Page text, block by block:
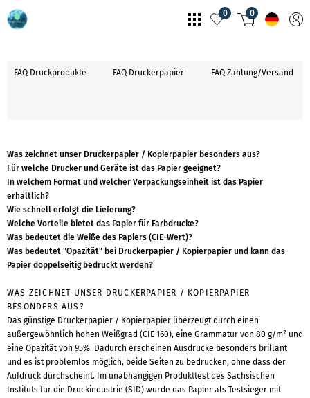
0 0
FAQ Druckprodukte FAQ Druckerpapier FAQ Zahlung/Versand
Was zeichnet unser Druckerpapier / Kopierpapier besonders aus?
Für welche Drucker und Geräte ist das Papier geeignet?
In welchem Format und welcher Verpackungseinheit ist das Papier
erhältlich?
Wie schnell erfolgt die Lieferung?
Welche Vorteile bietet das Papier für Farbdrucke?
Was bedeutet die Weiße des Papiers (CIE-Wert)?
Was bedeutet "Opazität" bei Druckerpapier / Kopierpapier und kann das
Papier doppelseitig bedruckt werden?
WAS ZEICHNET UNSER DRUCKERPAPIER / KOPIERPAPIER
BESONDERS AUS?
Das günstige Druckerpapier / Kopierpapier überzeugt durch einen
außergewöhnlich hohen Weißgrad (CIE 160), eine Grammatur von 80 g/m² und
eine Opazität von 95%. Dadurch erscheinen Ausdrucke besonders brillant
und es ist problemlos möglich, beide Seiten zu bedrucken, ohne dass der
Aufdruck durchscheint. Im unabhängigen Produkttest des Sächsischen
Instituts für die Druckindustrie (SID) wurde das Papier als Testsieger mit